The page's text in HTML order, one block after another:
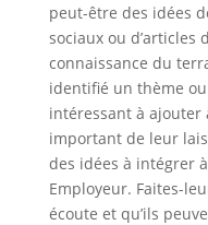
peut-être des idées
sociaux ou d’articles
connaissance du
identifié un thème
intéressant à ajouter
important de leur
des idées à intégrer
Employeur. Faites-
écoute et qu’ils